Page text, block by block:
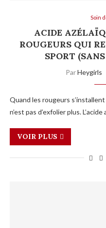
Soin
ACIDE
ROUGEURS QUI
SPORT
ParHeygirls
Quand les rougeurs
n’est pas d’exfolier plus.
VOIR PLUS